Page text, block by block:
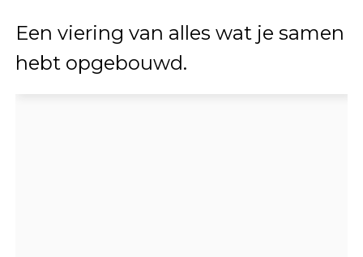
Een viering van alles wat je samen
hebt opgebouwd.